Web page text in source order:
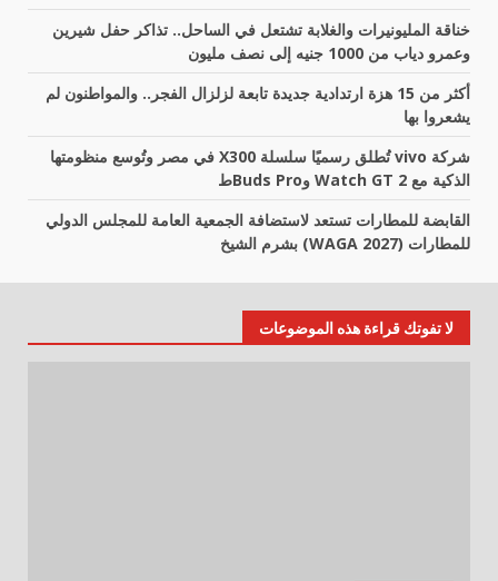
خناقة المليونيرات والغلابة تشتعل في الساحل.. تذاكر حفل شيرين
وعمرو دياب من 1000 جنيه إلى نصف مليون
أكثر من 15 هزة ارتدادية جديدة تابعة لزلزال الفجر.. والمواطنون لم
يشعروا بها
شركة vivo تُطلق رسميًا سلسلة X300 في مصر وتُوسع منظومتها
الذكية مع Watch GT 2 وBuds Proط
القابضة للمطارات تستعد لاستضافة الجمعية العامة للمجلس الدولي
للمطارات (WAGA 2027) بشرم الشيخ
لا تفوتك قراءة هذه الموضوعات